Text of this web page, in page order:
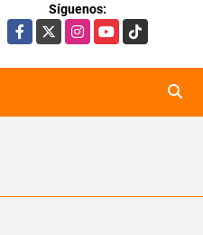
Síguenos:
Facebook
X InstagramYouTubeTikTok